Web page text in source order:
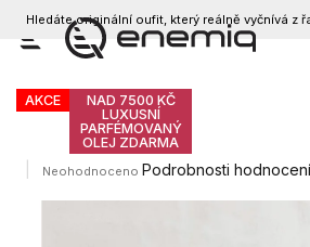
Přejít
Hledáte originální oufit, který reálně vyčnívá z
CZK
Olavoga Rifmo set
AKCE
NAD 7500 KČ
LUXUSNÍ
PARFÉMOVANÝ
OLEJ ZDARMA
Průměrné
Neohodnoceno Podrobnosti hodnocení